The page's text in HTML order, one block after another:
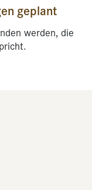
geplant
werden, die